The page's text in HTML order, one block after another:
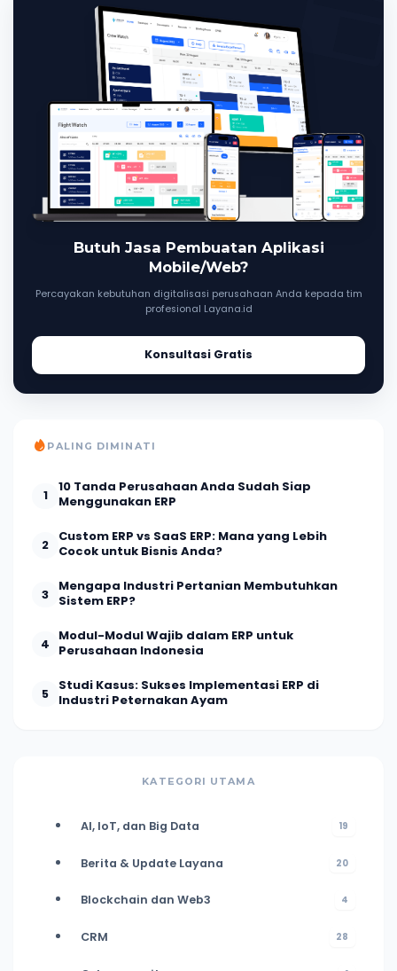
Butuh Jasa Pembuatan Aplikasi
Mobile/Web?
Percayakan kebutuhan digitalisasi perusahaan Anda kepada tim
profesional Layana.id
Konsultasi Gratis
PALING DIMINATI
1
10 Tanda Perusahaan Anda Sudah Siap
Menggunakan ERP
2
Custom ERP vs SaaS ERP: Mana yang Lebih
Cocok untuk Bisnis Anda?
3
Mengapa Industri Pertanian Membutuhkan
Sistem ERP?
4
Modul-Modul Wajib dalam ERP untuk
Perusahaan Indonesia
5
Studi Kasus: Sukses Implementasi ERP di
Industri Peternakan Ayam
KATEGORI UTAMA
AI, IoT, dan Big Data 19
Berita & Update Layana 20
Blockchain dan Web3 4
CRM 28